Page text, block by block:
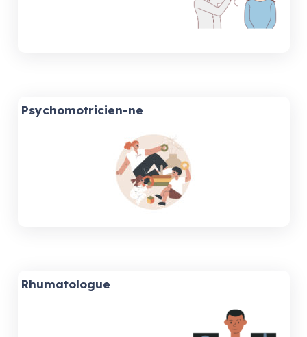
Psychomotricien-ne
Rhumatologue